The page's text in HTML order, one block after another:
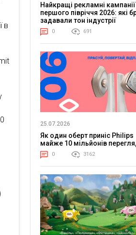
в
Найкращі рекламні кампанії
першого півріччя 2026: які
задавали тон індустрії
0 691
25.07.2026
Як один оберт приніс Philips
майже 10 мільйонів
0 3162